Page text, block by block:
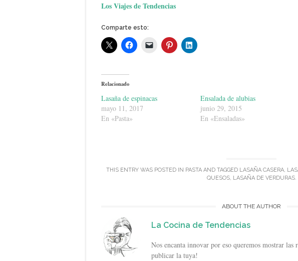
Los Viajes de Tendencias
Comparte esto:
Relacionado
Lasaña de espinacas
mayo 11, 2017
En «Pasta»
Ensalada de alubias
junio 29, 2015
En «Ensaladas»
THIS ENTRY WAS POSTED IN PASTA AND TAGGED LASAÑA CASERA,
QUESOS, LASAÑA DE VERDURAS.
ABOUT THE AUTHOR
La Cocina de Tendencias
Nos encanta innovar por eso queremos mostrar las
publicar la tuya!